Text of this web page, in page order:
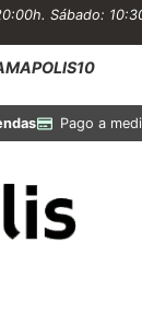
Sábado:
Pago a